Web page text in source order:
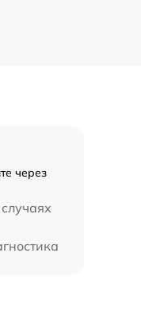
через